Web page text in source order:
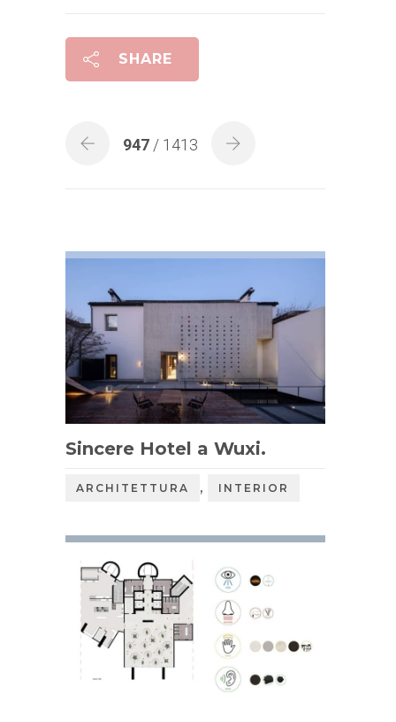
SHARE
947 / 1413
Sincere Hotel a Wuxi.
ARCHITETTURA , INTERIOR